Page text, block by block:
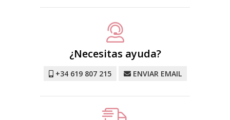
¿Necesitas ayuda?
+34 619 807 215 ENVIAR EMAIL